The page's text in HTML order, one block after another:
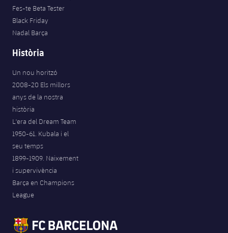
Fes-te Beta Tester
Black Friday
Nadal Barça
Història
Un nou horitzó
2008-20 Els millors
anys de la nostra
història
L'era del Dream Team
1950-61. Kubala i el
seu temps
1899-1909. Naixement
i supervivència
Barça en Champions
League